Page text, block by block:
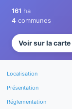
161 ha
4 communes
Voir sur la
Localisation
Présentation
Réglementation